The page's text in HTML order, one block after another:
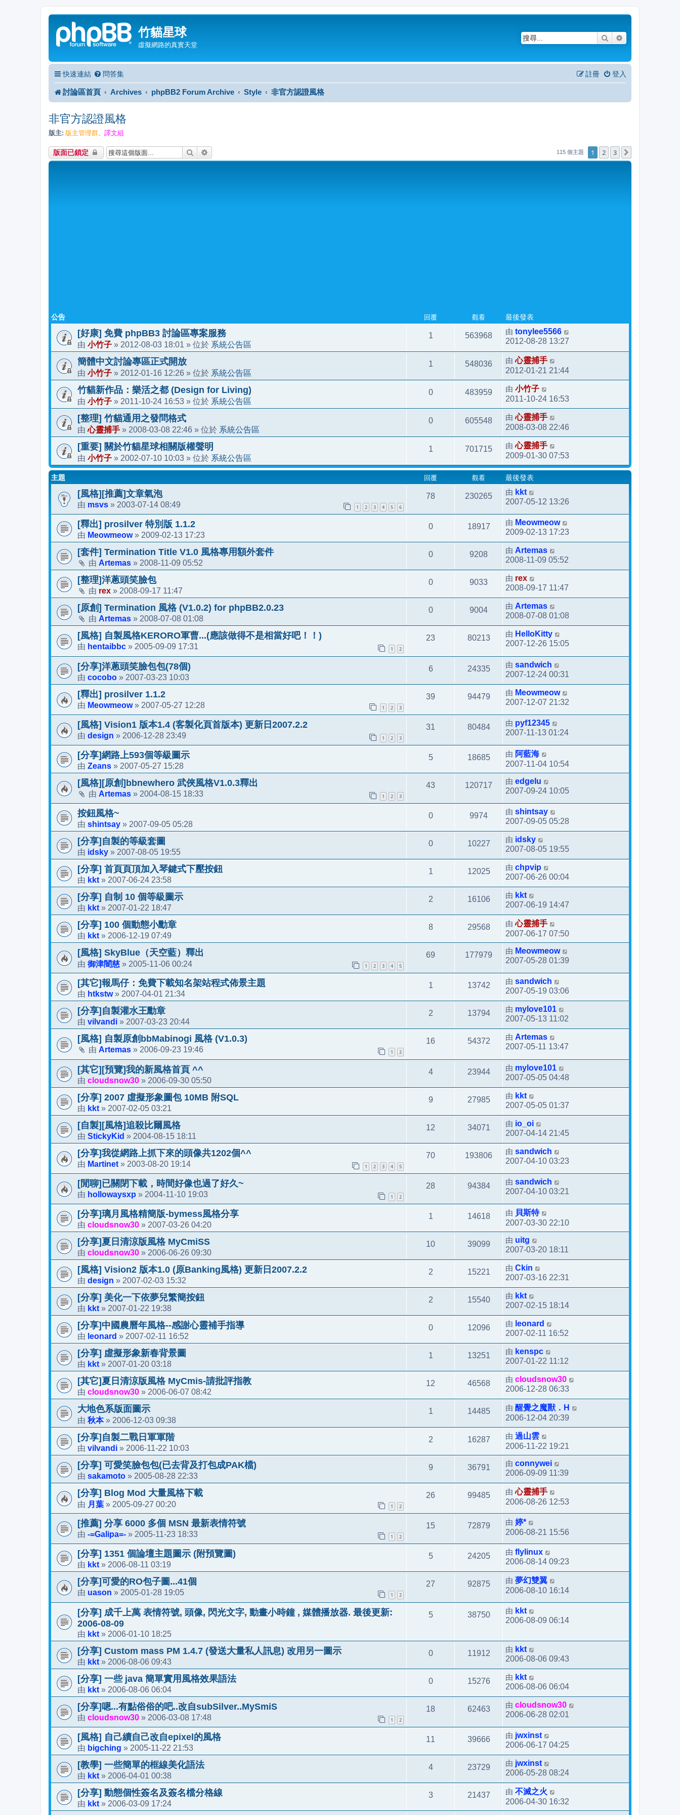
竹貓星球
虛擬網路的真實天堂
搜尋
快速連結 問答集 登入
註冊
討論區首頁 Archives phpBB2 Forum Archive Style 非官方認證風格
非官方認證風格
版主: 版主管理群 譯文組
版面已鎖定 搜尋 115 個主題 1 2 3
公告 回覆 觀看 最後發表
[好康] 免費 phpBB3 討論區專案服務
由 小竹子 » 2012-08-03 18:01 » 位於 系統公告區
1 563968 由 tonylee5566
2012-08-28 13:27
簡體中文討論專區正式開放
由 小竹子 » 2012-01-16 12:26 » 位於 系統公告區
1 548036 由心靈捕手
2012-01-21 21:44
竹貓新作品：樂活之都 (Design for Living)
由 小竹子 » 2011-10-24 16:53 » 位於 系統公告區
0 483959 由 小竹子
2011-10-24 16:53
[整理] 竹貓通用之發問格式
由心靈捕手 » 2008-03-08 22:46 » 位於 系統公告區
0 605548 由心靈捕手
2008-03-08 22:46
[重要] 關於竹貓星球相關版權聲明
由 小竹子 » 2002-07-10 10:03 » 位於 系統公告區
1 701715 由心靈捕手
2009-01-30 07:53
主題 回覆 觀看 最後發表
[風格][推薦]文章氣泡
由 msvs » 2003-07-14 08:49 1 2 3 4 5 6
78 230265 由 kkt
2007-05-12 13:26
[釋出] prosilver 特別版 1.1.2
由 Meowmeow» 2009-02-13 17:23
0 18917 由 Meowmeow
2009-02-13 17:23
[套件] Termination Title V1.0 風格專用額外套件
由 Artemas » 2008-11-09 05:52
0 9208 由 Artemas
2008-11-09 05:52
[整理]洋蔥頭笑臉包
由 rex » 2008-09-17 11:47
0 9033 由 rex
2008-09-17 11:47
[原創] Termination 風格 (V1.0.2) for phpBB2.0.23
由 Artemas » 2008-07-08 01:08
0 9004 由 Artemas
2008-07-08 01:08
[風格] 自製風格KERORO軍曹...(應該做得不是相當好吧！！)
由 hentaibbc » 2005-09-09 17:31 1 2
23 80213 由 HelloKitty
2007-12-26 15:05
[分享]洋蔥頭笑臉包包(78個)
由 cocobo » 2007-03-23 10:03
6 24335 由 sandwich
2007-12-24 00:31
[釋出] prosilver 1.1.2
由 Meowmeow» 2007-05-27 12:28 1 2 3
39 94479 由 Meowmeow
2007-12-07 21:32
[風格] Vision1 版本1.4 (客製化頁首版本) 更新日2007.2.2
由 design » 2006-12-28 23:49 1 2 3
31 80484 由 pyf12345
2007-11-13 01:24
[分享]網路上593個等級圖示
由 Zeans » 2007-05-27 15:28
5 18685 由 阿藍海
2007-11-04 10:54
[風格][原創]bbnewhero 武俠風格V1.0.3釋出
由 Artemas » 2004-08-15 18:33 1 2 3
43 120717 由 edgelu
2007-09-24 10:05
按鈕風格~
由 shintsay » 2007-09-05 05:28
0 9974 由 shintsay
2007-09-05 05:28
[分享]自製的等級套圖
由 idsky » 2007-08-05 19:55
0 10227 由 idsky
2007-08-05 19:55
[分享] 首頁頁頂加入琴鍵式下壓按鈕
由 kkt » 2007-06-24 23:58
1 12025 由 chpvip
2007-06-26 00:04
[分享] 自制 10 個等級圖示
由 kkt » 2007-01-22 18:47
2 16106 由 kkt
2007-06-19 14:47
[分享] 100 個動態小勳章
由 kkt » 2006-12-19 07:49
8 29568 由心靈捕手
2007-06-17 07:50
[風格] SkyBlue（天空藍）釋出
由 御津闇慈 » 2005-11-06 00:24 1 2 3 4 5
69 177979 由 Meowmeow
2007-05-28 01:39
[其它]報馬仔：免費下載知名架站程式佈景主題
由 htkstw» 2007-04-01 21:34
1 13742 由 sandwich
2007-05-19 03:06
[分享]自製灌水王勳章
由 vilvandi » 2007-03-23 20:44
2 13794 由 mylove101
2007-05-13 11:02
[風格] 自製原創bbMabinogi 風格 (V1.0.3)
由 Artemas » 2006-09-23 19:46 1 2
16 54372 由 Artemas
2007-05-11 13:47
[其它][預覽]我的新風格首頁 ^^
由 cloudsnow30 » 2006-09-30 05:50
4 23944 由 mylove101
2007-05-05 04:48
[分享] 2007 虛擬形象圖包 10MB 附SQL
由 kkt » 2007-02-05 03:21
9 27985 由 kkt
2007-05-05 01:37
[自製][風格]追殺比爾風格
由 StickyKid » 2004-08-15 18:11
12 34071 由 io_oi
2007-04-14 21:45
[分享]我從網路上抓下來的頭像共1202個^^
由 Martinet » 2003-08-20 19:14 1 2 3 4 5
70 193806 由 sandwich
2007-04-10 03:23
[閒聊]已關閉下載，時間好像也過了好久~
由 hollowaysxp » 2004-11-10 19:03 1 2
28 94384 由 sandwich
2007-04-10 03:21
[分享]璃月風格精簡版-bymess風格分享
由 cloudsnow30 » 2007-03-26 04:20
1 14618 由 貝斯特
2007-03-30 22:10
[分享]夏日清涼版風格 MyCmiSS
由 cloudsnow30 » 2006-06-26 09:30
10 39099 由 uitg
2007-03-20 18:11
[風格] Vision2 版本1.0 (原Banking風格) 更新日2007.2.2
由 design » 2007-02-03 15:32
2 15221 由 Ckin
2007-03-16 22:31
[分享] 美化一下依夢兒繁簡按鈕
由 kkt » 2007-01-22 19:38
2 15540 由 kkt
2007-02-15 18:14
[分享]中國農曆年風格--感謝心靈補手指導
由 leonard » 2007-02-11 16:52
0 12096 由 leonard
2007-02-11 16:52
[分享] 虛擬形象新春背景圖
由 kkt » 2007-01-20 03:18
1 13251 由 kenspc
2007-01-22 11:12
[其它]夏日清涼版風格 MyCmis-請批評指教
由 cloudsnow30 » 2006-06-07 08:42
12 46568 由 cloudsnow30
2006-12-28 06:33
大地色系版面圖示
由 秋本» 2006-12-03 09:38
1 14485 由 醒覺之魔獸．H
2006-12-04 20:39
[分享]自製二戰日軍軍階
由 vilvandi » 2006-11-22 10:03
2 16287 由 過山雲
2006-11-22 19:21
[分享] 可愛笑臉包包(已去背及打包成PAK檔)
由 sakamoto » 2005-08-28 22:33
9 36791 由 connywei
2006-09-09 11:39
[分享] Blog Mod 大量風格下載
由 月葉 » 2005-09-27 00:20 1 2
26 99485 由心靈捕手
2006-08-26 12:53
[推薦] 分享 6000 多個 MSN 最新表情符號
由 -=Galipa=- » 2005-11-23 18:33 1 2
15 72879 由 婷*
2006-08-21 15:56
[分享] 1351 個論壇主題圖示 (附預覽圖)
由 kkt» 2006-08-11 03:19
5 24205 由 flylinux
2006-08-14 09:23
[分享]可愛的RO包子圖...41個
由 uason » 2005-01-28 19:05 1 2
27 92875 由 夢幻雙翼
2006-08-10 16:14
[分享] 成千上萬 表情符號, 頭像, 閃光文字, 動畫小時鐘 , 媒體播放器. 最後更新:
2006-08-09
由 kkt » 2006-01-10 18:25
5 38750 由 kkt
2006-08-09 06:14
[分享] Custom mass PM 1.4.7 (發送大量私人訊息) 改用另一圖示
由 kkt » 2006-08-06 09:43
0 11912 由 kkt
2006-08-06 09:43
[分享] 一些 java 簡單實用風格效果語法
由 kkt » 2006-08-06 06:04
0 15276 由 kkt
2006-08-06 06:04
[分享]嗯...有點俗俗的吧..改自subSilver..MySmiS
由 cloudsnow30 » 2006-03-08 17:48 1 2
18 62463 由 cloudsnow30
2006-06-28 02:01
[風格] 自己續自己改自epixel的風格
由 bigching » 2005-11-22 21:53
11 39666 由 jwxinst
2006-06-17 04:25
[教學] 一些簡單的框線美化語法
由 kkt » 2006-04-01 00:38
4 23729 由 jwxinst
2006-05-28 08:24
[分享] 動態個性簽名及簽名檔分格線
由 kkt » 2006-03-09 17:24
3 21437 由 不滅之火
2006-04-30 16:32